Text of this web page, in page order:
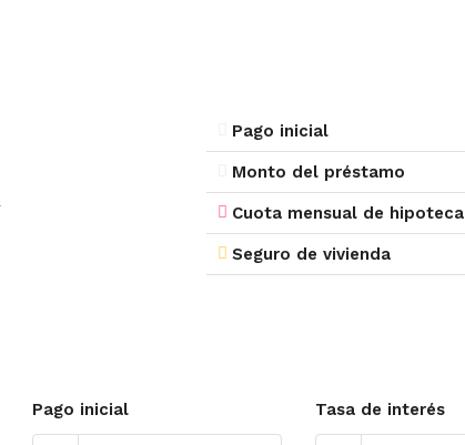
Pago inicial
Monto del préstamo
Cuota mensual de hipoteca
Seguro de vivienda
Pago inicial Tasa de interés